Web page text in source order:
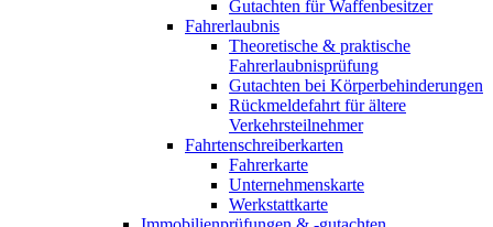
Gutachten für Waffenbesitzer
Fahrerlaubnis
Theoretische & praktische
Fahrerlaubnisprüfung
Gutachten bei Körperbehinderungen
Rückmeldefahrt für ältere
Verkehrsteilnehmer
Fahrtenschreiberkarten
Fahrerkarte
Unternehmenskarte
Werkstattkarte